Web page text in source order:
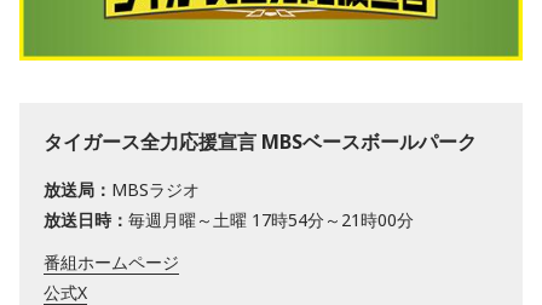
タイガース全力応援宣言 MBSベースボールパーク
放送局： MBSラジオ
放送日時： 毎週月曜～土曜 17時54分～21時00分
番組ホームページ
公式X